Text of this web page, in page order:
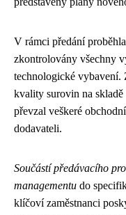
V rámci předání
zkontrolovány všechny
technologické vybavení.
kvality surovin na
převzal veškeré
dodavateli.
Součástí předávacího
managementu do
klíčoví zaměstnanci